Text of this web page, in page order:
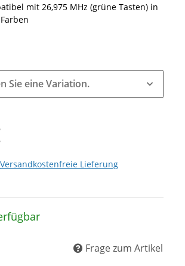
mit 26,975 MHz (grüne Tasten) in
Sie eine Variation.
Versandkostenfreie Lieferung
Frage zum Artikel